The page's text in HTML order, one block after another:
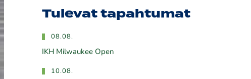
Tulevat tapahtumat
08.08.
IKH Milwaukee Open
10.08.